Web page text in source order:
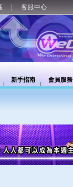
客服中心
新手指南 會員服務